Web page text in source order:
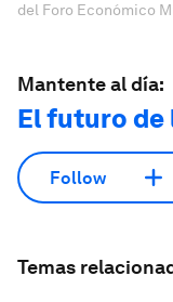
del Foro Económico
Mantente al día:
El futuro de
Follow
Temas